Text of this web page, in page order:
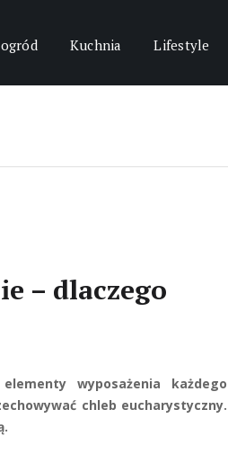
Kuchnia Lifestyle
– dlaczego
wyposażenia każdego
chleb eucharystyczny.